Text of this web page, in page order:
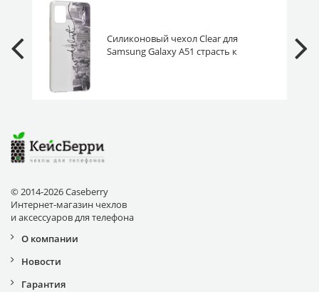
Силиконовый чехол Clear для
Samsung Galaxy A51 страсть к
© 2014-2026 Caseberry
Интернет-магазин чехлов
и аксессуаров для телефона
О компании
Новости
Гарантия